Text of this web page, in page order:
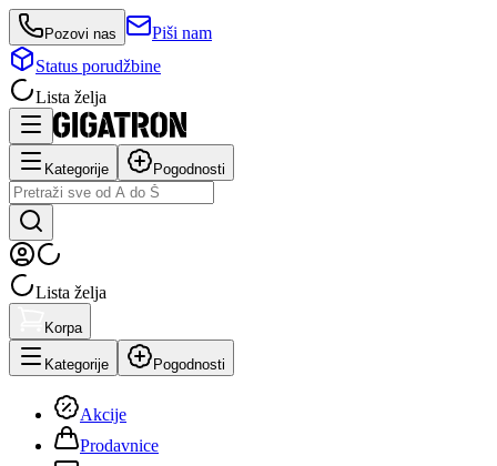
Pozovi nas
Piši nam
Status porudžbine
Lista želja
Kategorije Pogodnosti
Lista želja
Korpa
Kategorije Pogodnosti
Akcije
Prodavnice